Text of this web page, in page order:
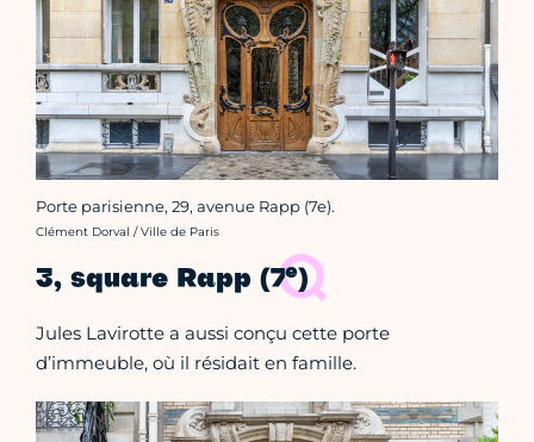
Porte parisienne, 29, avenue Rapp (7e).
Crédit photo :
Clément Dorval / Ville de Paris
3, square Rapp (7e)
Jules Lavirotte a aussi conçu cette porte
d’immeuble, où il résidait en famille.